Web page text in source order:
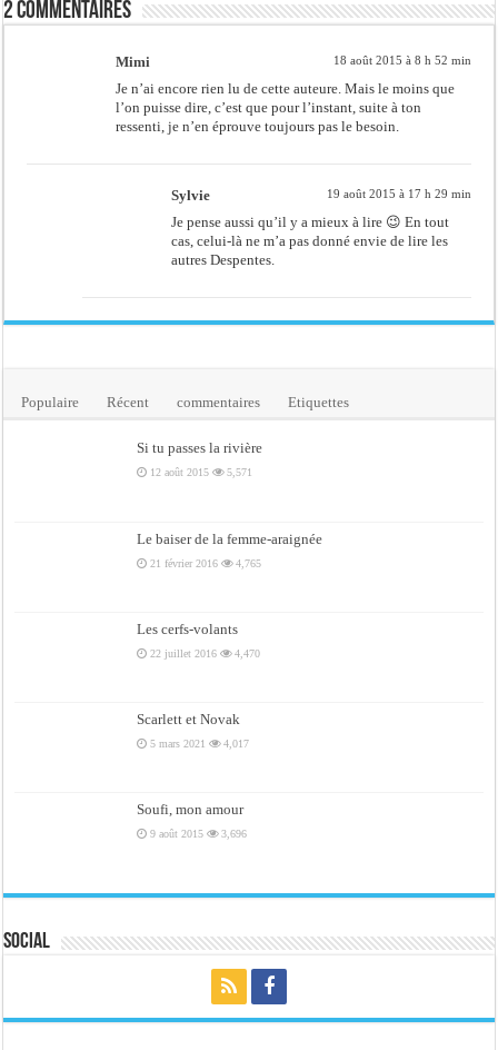
2 commentaires
Mimi 18 août 2015 à 8 h 52 min
Je n’ai encore rien lu de cette auteure. Mais le moins que
l’on puisse dire, c’est que pour l’instant, suite à ton
ressenti, je n’en éprouve toujours pas le besoin.
Sylvie 19 août 2015 à 17 h 29 min
Je pense aussi qu’il y a mieux à lire 😉 En tout
cas, celui-là ne m’a pas donné envie de lire les
autres Despentes.
Populaire Récent commentaires Etiquettes
Si tu passes la rivière
12 août 2015 5,571
Le baiser de la femme-araignée
21 février 2016 4,765
Les cerfs-volants
22 juillet 2016 4,470
Scarlett et Novak
5 mars 2021 4,017
Soufi, mon amour
9 août 2015 3,696
Social